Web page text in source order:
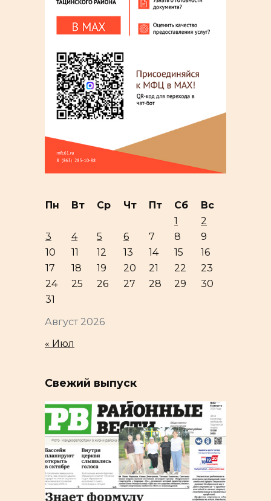
Август 2026
Пн Вт Ср Чт Пт Сб
Вс
1
2
3
4 5 6 7 8
9
10
11 12 13 14 15
16
17
18 19 20 21 22
23
24
25 26 27 28 29
30
31
« Июл
Свежий выпуск